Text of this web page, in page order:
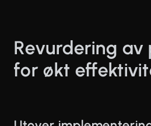
Revurdering av
for økt